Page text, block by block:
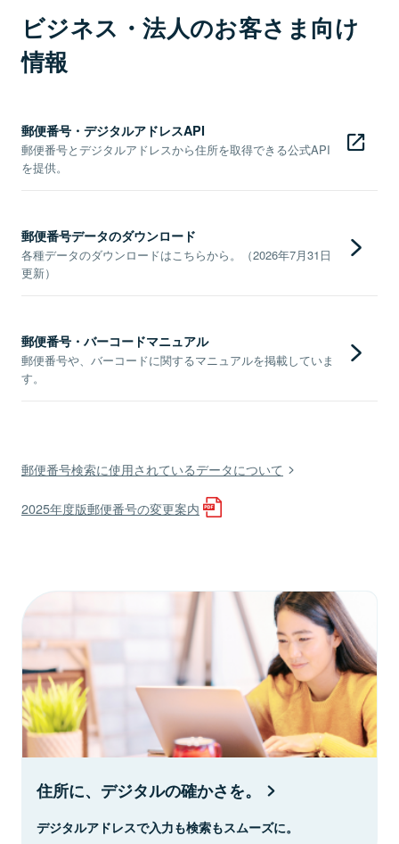
ビジネス・法人のお客さま向け
情報
郵便番号・デジタルアドレスAPI
郵便番号とデジタルアドレスから住所を取得できる公式API
を提供。
郵便番号データのダウンロード
各種データのダウンロードはこちらから。（2026年7月31日
更新）
郵便番号・バーコードマニュアル
郵便番号や、バーコードに関するマニュアルを掲載していま
す。
郵便番号検索に使用されているデータについて
2025年度版郵便番号の変更案内
住所に、デジタルの確かさを。
デジタルアドレスで入力も検索もスムーズに。